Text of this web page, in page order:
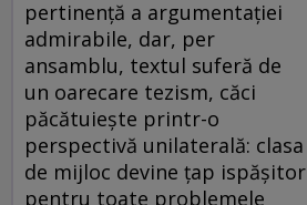
pertinenţă a argumentaţiei
admirabile, dar, per
ansamblu, textul suferă de
un oarecare tezism, căci
păcătuieşte printr-o
perspectivă unilaterală: clasa
de mijloc devine ţap ispăşitor
pentru toate problemele